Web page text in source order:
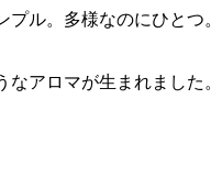
プル。多様なのにひとつ
なアロマが生まれました